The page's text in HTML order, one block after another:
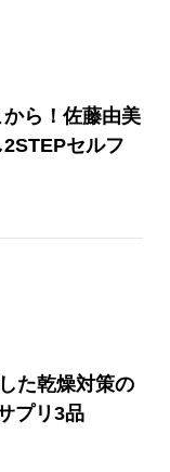
ら！佐藤由美
セルフ
た乾燥対策の
プリ3品